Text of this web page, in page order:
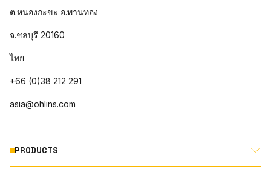
ต.หนองกะขะ อ.พานทอง
จ.ชลบุรี 20160
ไทย
+66 (0)38 212 291
asia@ohlins.com
PRODUCTS